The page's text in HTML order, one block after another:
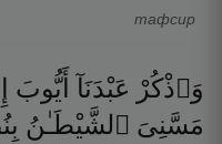
тафсир
وَٱذْكُرْ عَبْدَنَآ أَيُّوبَ
مَسَّنِىَ ٱلشَّيْطَـٰنُ